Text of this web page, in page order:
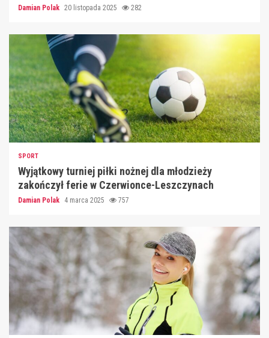
Damian Polak 20 listopada 2025 282
SPORT
Wyjątkowy turniej piłki nożnej dla młodzieży
zakończył ferie w Czerwionce-Leszczynach
Damian Polak 4 marca 2025 757